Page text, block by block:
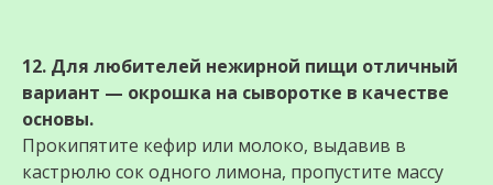
12. Для любителей нежирной пищи отличный
вариант — окрошка на сыворотке в качестве
основы.
Прокипятите кефир или молоко, выдавив в
кастрюлю сок одного лимона, пропустите массу